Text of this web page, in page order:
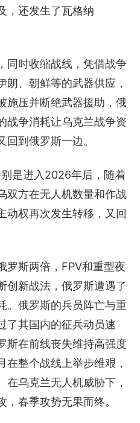
，还发生了瓦格纳
同时收缩战线，凭借战争
朗、朝鲜等的武器供应，
施压并断绝武器援助，俄
战争消耗让乌克兰战争资
到俄罗斯一边。
是进入2026年后，随着
双方在无人机数量和作战
动权再次发生转移，又回
罗斯两倍，FPV和重型夜
创新战法，俄罗斯遭遇了
。俄罗斯的兵员阵亡与重
了其国内的征兵动员速
斯在前线丧失维持高强度
整个战线上举步维艰，
乌克兰无人机威胁下，
春季攻势无果而终。